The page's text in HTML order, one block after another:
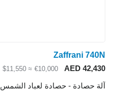
Zaffrani 740N
AED 42,430
€10,000
≈ $11,550
آلة حصادة - حصادة لعباد الشمس